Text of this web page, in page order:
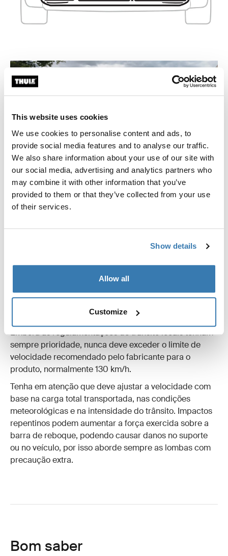
This website uses cookies
We use cookies to personalise content and ads, to
provide social media features and to analyse our traffic.
We also share information about your use of our site with
our social media, advertising and analytics partners who
may combine it with other information that you’ve
provided to them or that they’ve collected from your use
of their services.
Show details
Allow all
Customize
A que velocidade posso
conduzir?
A quantidade de equipamento que pode transportar
depende de vários fatores, incluindo o modelo e o
Embora as regulamentações de trânsito locais tenham
sempre prioridade, nunca deve exceder o limite de
velocidade recomendado pelo fabricante para o
produto, normalmente 130 km/h.
Tenha em atenção que deve ajustar a velocidade com
base na carga total transportada, nas condições
meteorológicas e na intensidade do trânsito. Impactos
repentinos podem aumentar a força exercida sobre a
barra de reboque, podendo causar danos no suporte
ou no veículo, por isso aborde sempre as lombas com
precaução extra.
Bom saber